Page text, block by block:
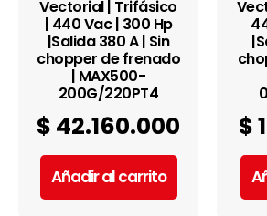
Vectorial | Trifásico
| 440 Vac | 300 Hp
|Salida 380 A | Sin
chopper de frenado
| MAX500-
200G/220PT4
$ 42.160.000
Añadir al carrito
$